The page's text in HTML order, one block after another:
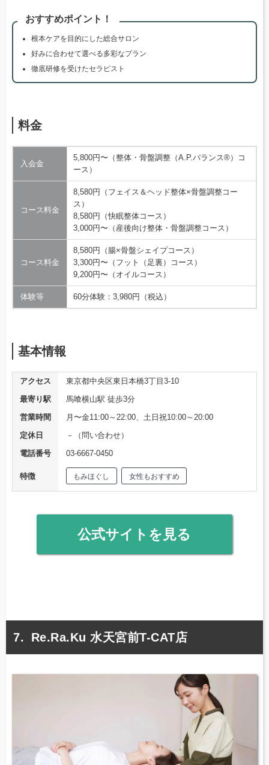
おすすめポイント！
根本ケアを目的にした総合サロン
好みに合わせて選べる多彩なプラン
徹底研修を受けたセラピスト
料金
入会金
5,800円〜（整体・骨盤調整（A.P.バランス®）コ
ース）
コース料金
8,580円（フェイス＆ヘッド整体×骨盤調整コー
ス）
8,580円（快眠整体コース）
3,000円〜（産後向け整体・骨盤調整コース）
コース料金
8,580円（腸×骨盤シェイプコース）
3,300円〜（フット（足裏）コース）
9,200円〜（オイルコース）
体験等 60分体験：3,980円（税込）
基本情報
アクセス
東京都中央区東日本橋3丁目3-10
最寄り駅
馬喰横山駅 徒歩3分
営業時間
月〜金11:00～22:00、土日祝10:00～20:00
定休日
－（問い合わせ）
電話番号
03-6667-0450
特徴 もみほぐし 女性もおすすめ
公式サイトを見る
Re.Ra.Ku 水天宮前T-CAT店